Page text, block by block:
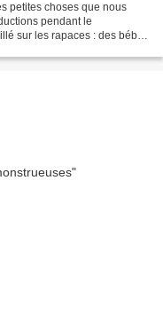
petites choses que nous
pendant le
sur les rapaces : des bébés